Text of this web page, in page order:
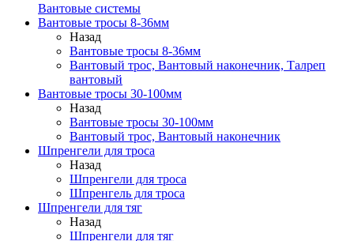
Вантовые системы
Вантовые тросы 8-36мм
Назад
Вантовые тросы 8-36мм
Вантовый трос, Вантовый наконечник, Талреп
вантовый
Вантовые тросы 30-100мм
Назад
Вантовые тросы 30-100мм
Вантовый трос, Вантовый наконечник
Шпренгели для троса
Назад
Шпренгели для троса
Шпренгель для троса
Шпренгели для тяг
Назад
Шпренгели для тяг